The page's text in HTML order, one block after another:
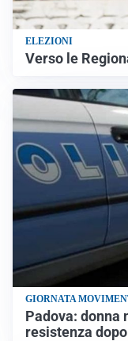
ELEZIONI
Verso le
GIORNATA
Padova: donna
resistenza